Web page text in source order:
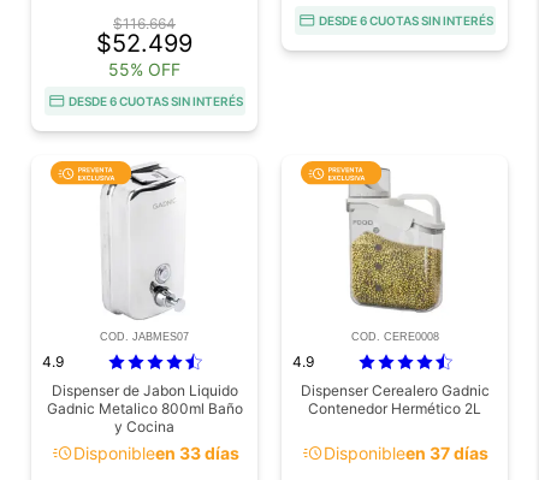
$116.664
$52.499
55% OFF
DESDE 6 CUOTAS SIN INTERÉS
DESDE 6 CUOTAS SIN INTERÉS
COD. JABMES07
4.9
Dispenser de Jabon Liquido
Gadnic Metalico 800ml Baño
y Cocina
acuteDisponibleen 33 días
COD. CERE0008
4.9
Dispenser Cerealero Gadnic
Contenedor Hermético 2L
acuteDisponibleen 37 días